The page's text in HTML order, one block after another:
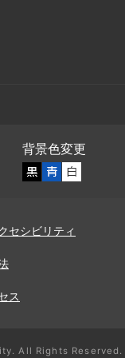
背景色変更
セシビリティ
ス
All Rights Reserved.